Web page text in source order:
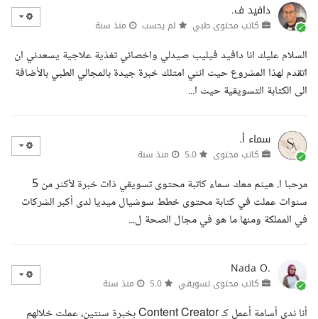
دافيد ف.
كاتب محتوى طبي لم يحسب منذ سنة
السلام عليك انا دافيد فيليب صيدلي واخصائي تغذية علاجية يسعدني ان
اتقدم لهذا المشروع حيث انني امتلك خبرة جيدة بالمجالي الطبي بالأضافة
الى الكتابة التسويقية حيث ا...
سماء أ.
كاتب محتوى منذ سنة
مرحبا ا. هيثم معك سماء كاتبة محتوى تسويقي ذات خبرة لأكثر من 5
سنوات عملت في كتابة محتوى خطط سوشيال ميديا لدى أكبر الشركات
في المملكة ومنها ما هو في مجال الصحة ل...
Nada O.
كاتب محتوى تسويقي منذ سنة
أنا ندى أسامة أعمل كـ Content Creator بخبرة سنتين، عملت خلالهم